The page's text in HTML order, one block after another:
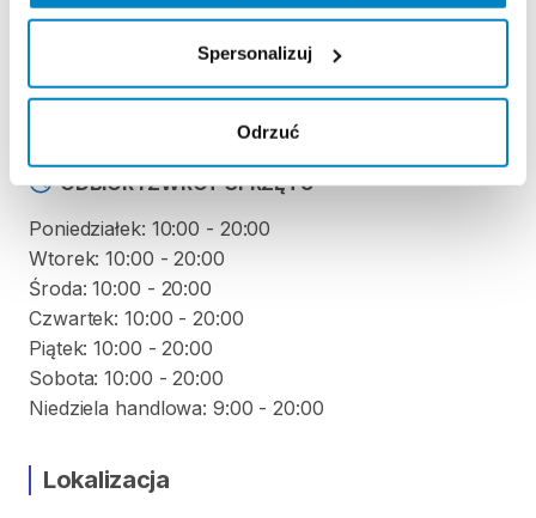
Spersonalizuj
Odrzuć
KAUCJA
Nie pobieramy kaucji za wypożyczenie tego
produktu
ODBIÓR I ZWROT SPRZĘTU
Poniedziałek: 10:00 - 20:00
Wtorek: 10:00 - 20:00
Środa: 10:00 - 20:00
Czwartek: 10:00 - 20:00
Piątek: 10:00 - 20:00
Sobota: 10:00 - 20:00
Lokalizacja